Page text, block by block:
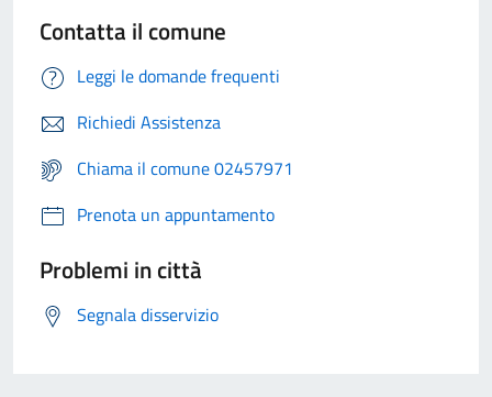
Contatta il comune
Leggi le domande frequenti
Richiedi Assistenza
Chiama il comune 02457971
Prenota un appuntamento
Problemi in città
Segnala disservizio